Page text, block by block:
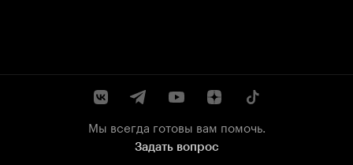
Мы всегда готовы вам помочь.
Задать вопрос